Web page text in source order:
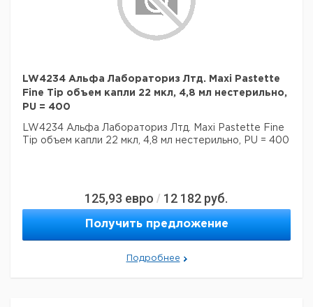
LW4234 Альфа Лабораториз Лтд. Maxi Pastette
Fine Tip объем капли 22 мкл, 4,8 мл нестерильно,
PU = 400
LW4234 Альфа Лабораториз Лтд. Maxi Pastette Fine
Tip объем капли 22 мкл, 4,8 мл нестерильно, PU = 400
125,93 евро / 12 182 руб.
Получить предложение
Подробнее